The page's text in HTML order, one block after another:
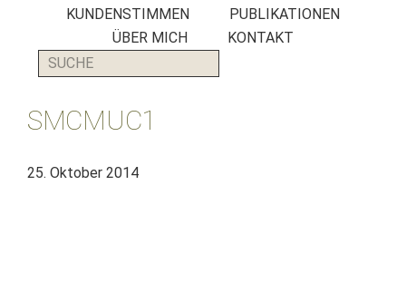
Manager
PR-
Agenturen
KUNDENSTIMMEN
PUBLIKATIONEN
ÜBER MICH
KONTAKT
SUCHE
SMCMUC1
25. Oktober 2014